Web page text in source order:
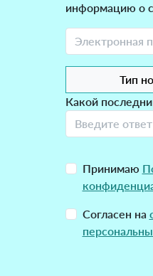
информацию о
Тип
Какой
Принимаю
Согласен на